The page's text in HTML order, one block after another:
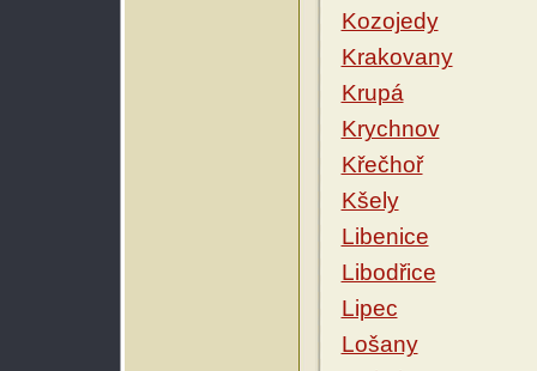
Kozojedy
Krakovany
Krupá
Krychnov
Křečhoř
Kšely
Libenice
Libodřice
Lipec
Lošany